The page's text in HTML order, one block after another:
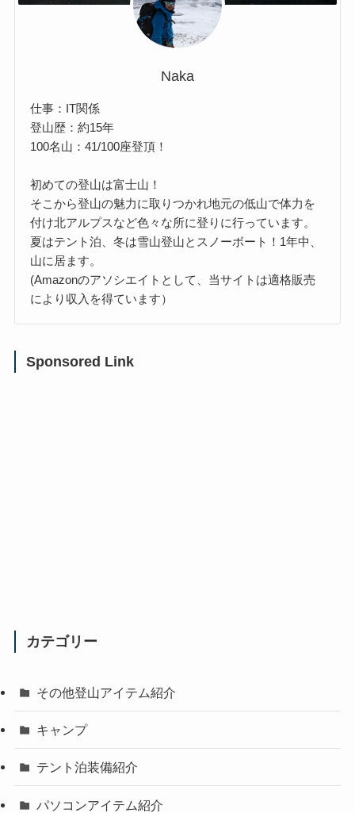
Naka
仕事：IT関係
登山歴：約15年
100名山：41/100座登頂！
初めての登山は富士山！
そこから登山の魅力に取りつかれ地元の低山で体力を
付け北アルプスなど色々な所に登りに行っています。
夏はテント泊、冬は雪山登山とスノーボート！1年中、
山に居ます。
(Amazonのアソシエイトとして、当サイトは適格販売
により収入を得ています）
Sponsored Link
カテゴリー
その他登山アイテム紹介
キャンプ
テント泊装備紹介
パソコンアイテム紹介